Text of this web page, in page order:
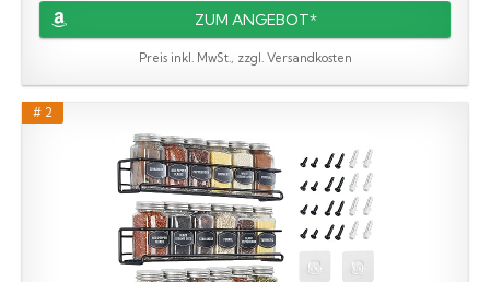
ZUM ANGEBOT*
Preis inkl. MwSt., zzgl. Versandkosten
# 2